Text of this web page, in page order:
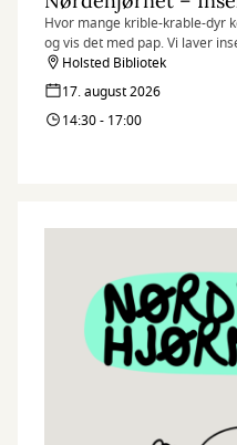
Hvor mange krible-krable-dyr
og vis det med pap. Vi laver
med.
Nørdehjørnet er vores tilbud til
kreativitet og nysgerrighed. Vi
materialer med vores egne
Holsted Bibliotek
17. august 2026
14:30 - 17:00